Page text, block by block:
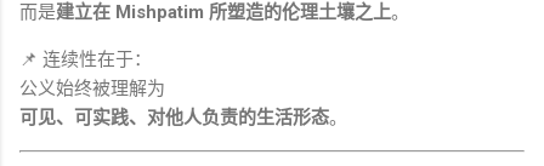
而是建立在 Mishpatim 所塑造的伦理土壤之上。
📌 连续性在于：
公义始终被理解为
可见、可实践、对他人负责的生活形态。